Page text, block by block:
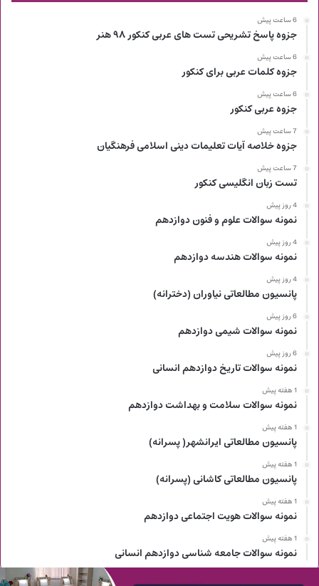
6 ساعت پیش
جزوه پاسخ تشریحی تست های عربی کنکور ۹۸ هنر
6 ساعت پیش
جزوه کلمات عربی برای کنکور
6 ساعت پیش
جزوه عربی کنکور
7 ساعت پیش
جزوه خلاصه آیات تعلیمات دینی اسلامی فرهنگیان
7 ساعت پیش
تست زبان انگلیسی کنکور
4 روز پیش
نمونه سوالات علوم و فنون دوازدهم
4 روز پیش
نمونه سوالات هندسه دوازدهم
4 روز پیش
پانسیون مطالعاتی نیاوران (دخترانه)
6 روز پیش
نمونه سوالات شیمی دوازدهم
6 روز پیش
نمونه سوالات تاریخ دوازدهم انسانی
1 هفته پیش
نمونه سوالات سلامت و بهداشت دوازدهم
1 هفته پیش
پانسیون مطالعاتی ایرانشهر( پسرانه)
1 هفته پیش
پانسیون مطالعاتی کاشانی (پسرانه)
1 هفته پیش
نمونه سوالات هویت اجتماعی دوازدهم
1 هفته پیش
نمونه سوالات جامعه شناسی دوازدهم انسانی